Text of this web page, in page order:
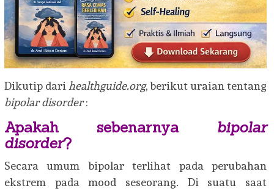
Dikutip dari healthguide.org, berikut uraian tentang
bipolar disorder:
Apakah sebenarnya bipolar
disorder?
Secara umum bipolar terlihat pada perubahan
ekstrem pada mood seseorang. Di suatu saat